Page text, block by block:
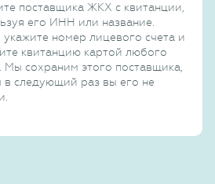
поставщика ЖКХ с квитанции,
его ИНН или название.
укажите номер лицевого счета и
квитанцию картой любого
Мы сохраним этого поставщика,
в следующий раз вы его не